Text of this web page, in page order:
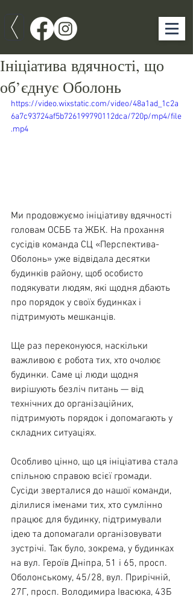
Ініціатива вдячності, що
об’єднує Оболонь
https://video.wixstatic.com/video/48a1ad_1c2a
6a7c93724af5b726199790112dca/720p/mp4/file
.mp4
Ми продовжуємо ініціативу вдячності
головам ОСББ та ЖБК. На прохання
сусідів команда СЦ «Перспектива-
Оболонь» уже відвідала десятки
будинків району, щоб особисто
подякувати людям, які щодня дбають
про порядок у своїх будинках і
підтримують мешканців.
Ще раз переконуюся, наскільки
важливою є робота тих, хто очолює
будинки. Саме ці люди щодня
вирішують безліч питань — від
технічних до організаційних,
підтримують порядок і допомагають у
складних ситуаціях.
Особливо цінно, що ця ініціатива стала
спільною справою всієї громади.
Сусіди зверталися до нашої команди,
ділилися іменами тих, хто сумлінно
працює для будинку, підтримували
ідею та допомагали організовувати
зустрічі. Так було, зокрема, у будинках
на вул. Героїв Дніпра, 51 і 65, просп.
Оболонському, 45/28, вул. Прирічній,
27Г, просп. Володимира Івасюка, 43Б